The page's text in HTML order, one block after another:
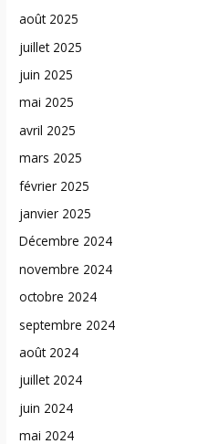
août 2025
juillet 2025
juin 2025
mai 2025
avril 2025
mars 2025
février 2025
janvier 2025
Décembre 2024
novembre 2024
octobre 2024
septembre 2024
août 2024
juillet 2024
juin 2024
mai 2024